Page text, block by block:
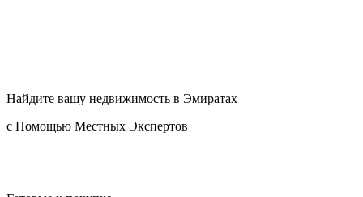
Найдите вашу недвижимость в Эмиратах
с Помощью Местных Экспертов